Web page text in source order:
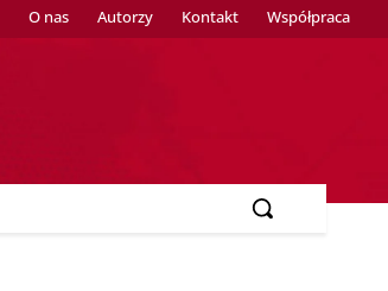
O nas Autorzy Kontakt Współpraca